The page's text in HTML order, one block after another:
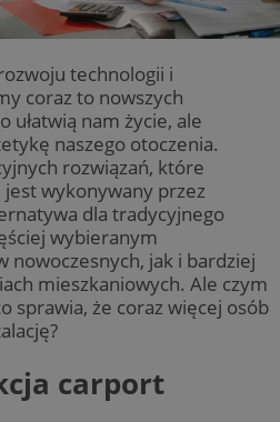
technologii i
coraz to nowszych
ułatwią nam życie, ale
naszego otoczenia.
rozwiązań, które
wykonywany przez
dla tradycyjnego
wybieranym
nowoczesnych, jak i bardziej
mieszkaniowych. Ale czym
sprawia, że coraz więcej osób
carport